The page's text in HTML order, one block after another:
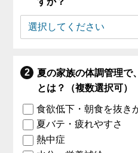
夏の家族の体調管理で
とは？（複数選択可）
食欲低下・朝食を抜き
夏バテ・疲れやすさ
熱中症